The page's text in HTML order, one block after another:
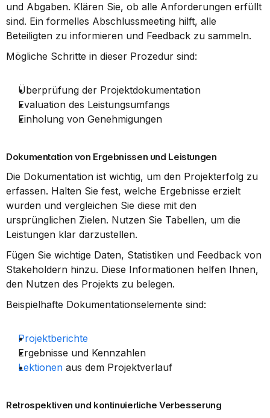
und Abgaben. Klären Sie, ob alle Anforderungen erfüllt
sind. Ein formelles Abschlussmeeting hilft, alle
Beteiligten zu informieren und Feedback zu sammeln.
Mögliche Schritte in dieser Prozedur sind:
Überprüfung der Projektdokumentation
Evaluation des Leistungsumfangs
Einholung von Genehmigungen
Dokumentation von Ergebnissen und Leistungen
Die Dokumentation ist wichtig, um den Projekterfolg zu
erfassen. Halten Sie fest, welche Ergebnisse erzielt
wurden und vergleichen Sie diese mit den
ursprünglichen Zielen. Nutzen Sie Tabellen, um die
Leistungen klar darzustellen.
Fügen Sie wichtige Daten, Statistiken und Feedback von
Stakeholdern hinzu. Diese Informationen helfen Ihnen,
den Nutzen des Projekts zu belegen.
Beispielhafte Dokumentationselemente sind:
Projektberichte
Ergebnisse und Kennzahlen
Lektionen aus dem Projektverlauf
Retrospektiven und kontinuierliche Verbesserung